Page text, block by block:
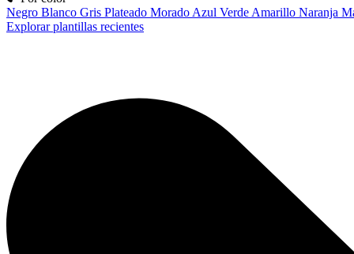
Negro Blanco Gris Plateado Morado Azul Verde Amarillo Naranja
Explorar plantillas recientes